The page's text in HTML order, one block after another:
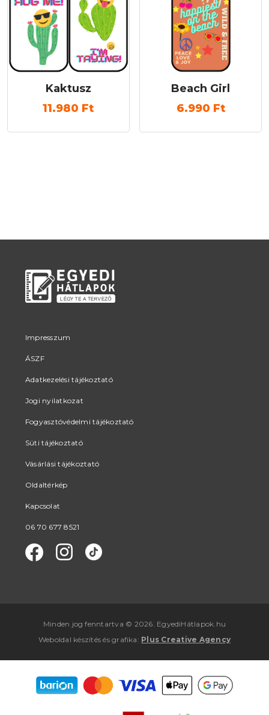
Kaktusz
11.980 Ft
Beach Girl
6.990 Ft
Impresszum
ÁSZF
Adatkezelési tájékoztató
Jogi nyilatkozat
Fogyasztóvédelmi tájékoztató
Süti tájékoztató
Vásárlási tájékoztató
Oldaltérkép
Kapcsolat
06 70 677 8521
Minden jog fenntartva © 2026. EgyediHátlapok.hu
Weboldal készítés ésgrafika : Plus Creative Agency